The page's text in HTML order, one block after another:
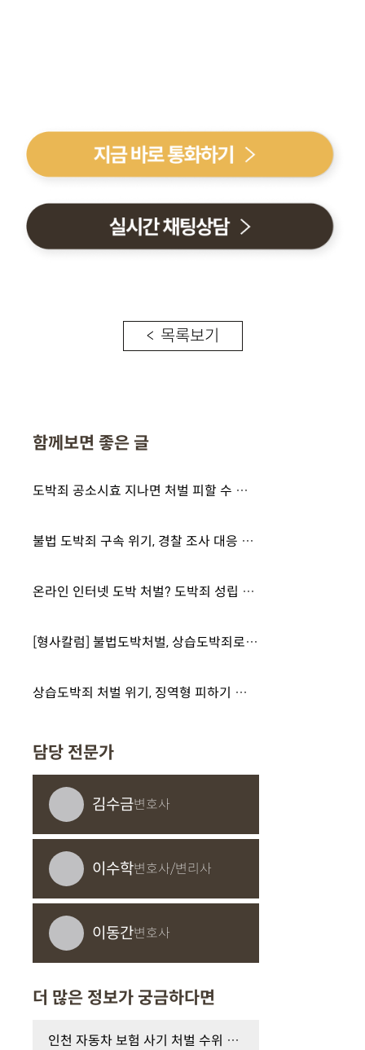
< 목록보기
함께보면 좋은 글
도박죄 공소시효 지나면 처벌 피할 수 있다? 경찰 조사 대응 준비해야죠
불법 도박죄 구속 위기, 경찰 조사 대응 잘하면 선처 받을 수 있을까?
온라인 인터넷 도박 처벌? 도박죄 성립 요건 3가지, 선처받는 법
[형사칼럼] 불법도박처벌, 상습도박죄로 실형까지 갈까?
상습도박죄 처벌 위기, 징역형 피하기 위한 경찰 조사 대응 방법은?
담당 전문가
김수금변호사
이수학변호사/변리사
이동간변호사
더 많은 정보가 궁금하다면
인천 자동차 보험 사기 처벌 수위 감경을 위한 경찰 …